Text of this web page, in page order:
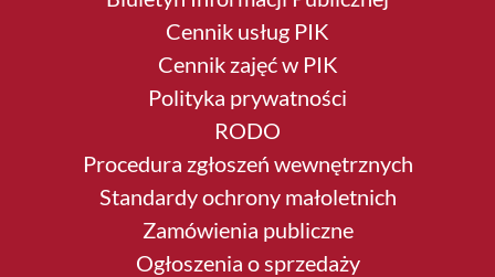
Cennik usług PIK
Cennik zajęć w PIK
Polityka prywatności
RODO
Procedura zgłoszeń wewnętrznych
Standardy ochrony małoletnich
Zamówienia publiczne
Ogłoszenia o sprzedaży